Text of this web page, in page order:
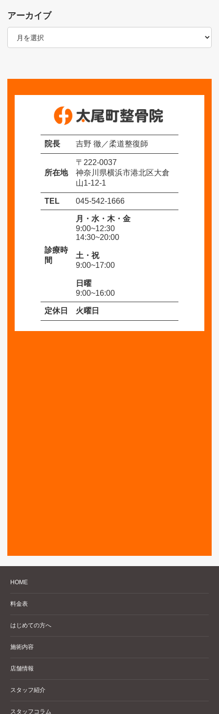
アーカイブ
ア
院長 吉野 徹／柔道整復師
所在地
〒222-0037
神奈川県横浜市港北区大倉
山1-12-1
TEL 045-542-1666
診療時
間
月・水・木・金
9:00~12:30
14:30~20:00
土・祝
9:00~17:00
日曜
9:00~16:00
定休日 火曜日
HOME
料金表
はじめての方へ
施術内容
店舗情報
スタッフ紹介
スタッフコラム